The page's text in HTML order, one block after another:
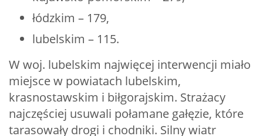
łódzkim – 179,
lubelskim – 115.
W woj. lubelskim najwięcej interwencji miało
miejsce w powiatach lubelskim,
krasnostawskim i biłgorajskim. Strażacy
najczęściej usuwali połamane gałęzie, które
tarasowały drogi i chodniki. Silny wiatr